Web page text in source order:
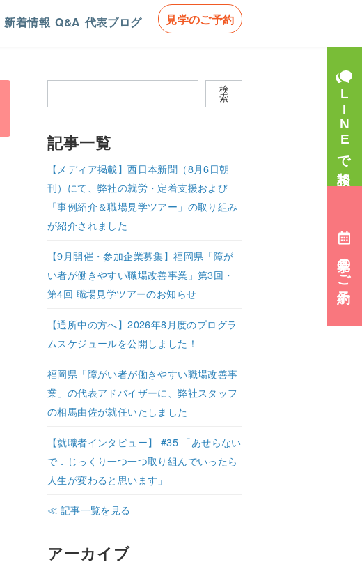
新着情報 Q&A 代表ブログ 見学のご予約
検
索
記事一覧
【メディア掲載】西日本新聞（8月6日朝
刊）にて、弊社の就労・定着支援および
「事例紹介＆職場見学ツアー」の取り組み
が紹介されました
【9月開催・参加企業募集】福岡県「障が
い者が働きやすい職場改善事業」第3回・
第4回 職場見学ツアーのお知らせ
【通所中の方へ】2026年8月度のプログラ
ムスケジュールを公開しました！
福岡県「障がい者が働きやすい職場改善事
業」の代表アドバイザーに、弊社スタッフ
の相馬由佐が就任いたしました
【就職者インタビュー】 #35 「あせらない
で．じっくり一つ一つ取り組んでいったら
人生が変わると思います」
≪ 記事一覧を見る
アーカイブ
LINEで相談
見学のご予約